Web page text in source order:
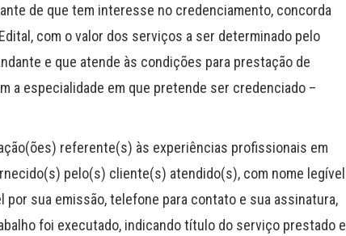
de que tem interesse no credenciamento, concorda
com o valor dos serviços a ser determinado pelo
e que atende às condições para prestação de
a especialidade em que pretende ser credenciado –
referente(s) às experiências profissionais em
pelo(s) cliente(s) atendido(s), com nome legível
por sua emissão, telefone para contato e sua assinatura,
foi executado, indicando título do serviço prestado e